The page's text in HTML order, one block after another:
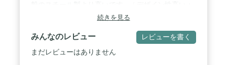
本製品の固定ロープに反射材が編み込まれておりま
す。夜中で撤収する場合、わずかな光があれば、す
ぐペグの位置を確認でき、視認性高くて回収するこ
とが易くなります。 / セット内容：ワンセットに８
本入り、専用収納バッグが付いております。キャン
続きを見る
みんなのレビュー レビューを書く
まだレビューはありません